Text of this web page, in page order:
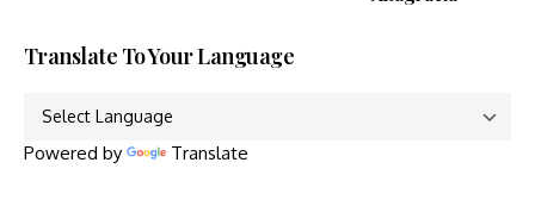
Translate To Your Language
Powered by Translate